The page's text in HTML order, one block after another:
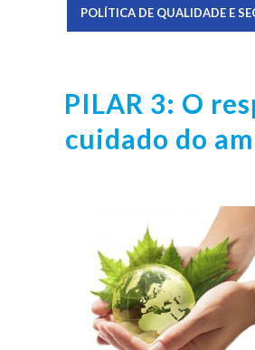
POLÍTICA DE QUALIDADE E
PILAR 3: O
cuidado do